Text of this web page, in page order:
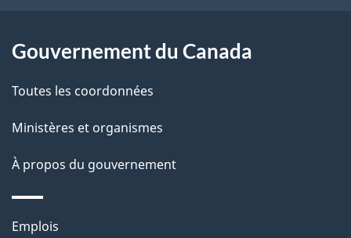
p
a
g
e
o
c
t
o
n
s
Gouvernement du Canada
Toutes les coordonnées
Ministères et organismes
À propos du gouvernement
Thèmes
Emplois